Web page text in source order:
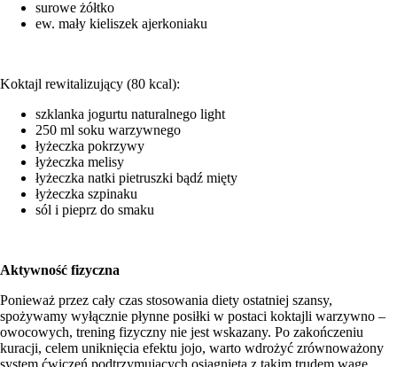
surowe żółtko
ew. mały kieliszek ajerkoniaku
Koktajl rewitalizujący (80 kcal):
szklanka jogurtu naturalnego light
250 ml soku warzywnego
łyżeczka pokrzywy
łyżeczka melisy
łyżeczka natki pietruszki bądź mięty
łyżeczka szpinaku
sól i pieprz do smaku
Aktywność fizyczna
Ponieważ przez cały czas stosowania diety ostatniej szansy,
spożywamy wyłącznie płynne posiłki w postaci koktajli warzywno –
owocowych, trening fizyczny nie jest wskazany. Po zakończeniu
kuracji, celem uniknięcia efektu jojo, warto wdrożyć zrównoważony
system ćwiczeń podtrzymujących osiągniętą z takim trudem wagę.